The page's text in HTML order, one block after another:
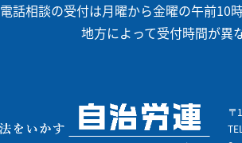
電話相談の受付は月曜から金曜の午前10
地方によって受付時間が異
〒